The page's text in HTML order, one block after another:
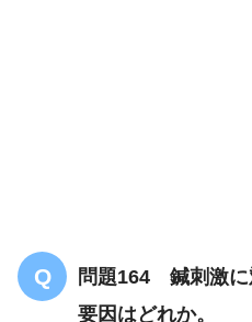
問題164 鍼刺激に
要因はどれか。